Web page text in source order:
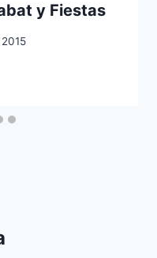
y Fiestas